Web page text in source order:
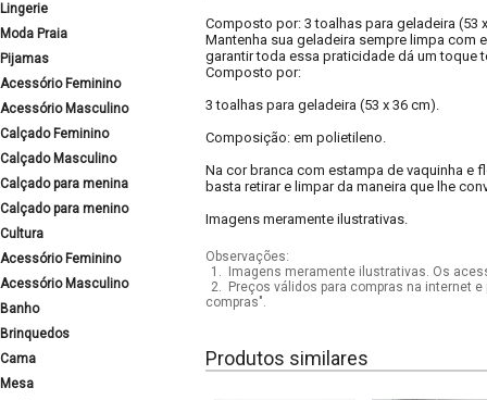
Lingerie
Moda Praia
Pijamas
Acessório Feminino
Acessório Masculino
Calçado Feminino
Calçado Masculino
Calçado para menina
Calçado para menino
Cultura
Acessório Feminino
Acessório Masculino
Banho
Brinquedos
Cama
Mesa
Composto por: 3 toalhas para geladeira (53
Mantenha sua geladeira sempre limpa com
garantir toda essa praticidade dá um toque
Composto por:
3 toalhas para geladeira (53 x 36 cm).
Composição: em polietileno.
Na cor branca com estampa de vaquinha e
basta retirar e limpar da maneira que lhe
Imagens meramente ilustrativas.
Observações:
1.
Imagens meramente ilustrativas. Os
2.
Preços válidos para compras na internet
compras".
Produtos similares